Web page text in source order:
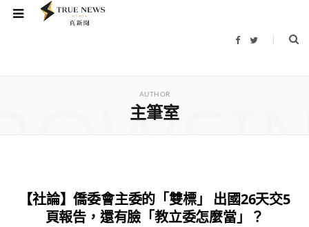
F
b
T
t
AUTHOR
主筆室
【社論】僑委會主委的「雙標」 出國26天交5
頁報告，還有臉「教立委怎麼當」？